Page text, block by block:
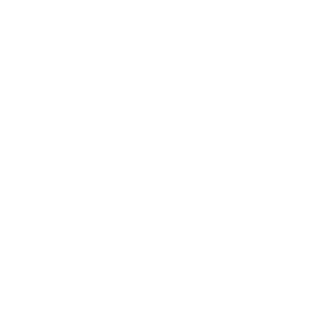
t}\,dt=(n-1)!.
\iint_{E(M)} \boxed{\qquad}\,dz\,dw.
= \frac12\int_0^{1/4}\int_0^\infty e^{-(1-
I_{-1,\beta}(M)} {\log\log M} =1.